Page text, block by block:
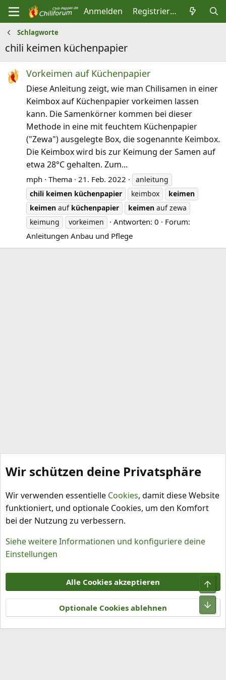
Anmelden Registrieren
Schlagworte
chili keimen küchenpapier
Vorkeimen auf Küchenpapier
Diese Anleitung zeigt, wie man Chilisamen in einer
Keimbox auf Küchenpapier vorkeimen lassen
kann. Die Samenkörner kommen bei dieser
Methode in eine mit feuchtem Küchenpapier
("Zewa") ausgelegte Box, die sogenannte Keimbox.
Die Keimbox wird bis zur Keimung der Samen auf
etwa 28°C gehalten. Zum...
mph Thema 21. Feb. 2022
anleitung
chili keimen küchenpapier keimbox
keimen
keimen auf küchenpapier keimen auf zewa
keimung
vorkeimen Antworten: 0
Forum:
Anleitungen Anbau und Pflege
Schlagworte
Nutzungsbedingungen
Datenschutz
Hilfe und Impressum
R
S
S
Community platform by XenForo® © 2010-2026 XenForo Ltd.
Wir schützen deine Privatsphäre
Wir verwenden essentielle Cookies, damit diese Website
funktioniert, und optionale Cookies, um den Komfort
bei der Nutzung zu verbessern.
Siehe weitere Informationen und konfiguriere deine
Einstellungen
Alle Cookies akzeptieren
Optionale Cookies ablehnen